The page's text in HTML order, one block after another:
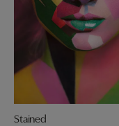
Stained